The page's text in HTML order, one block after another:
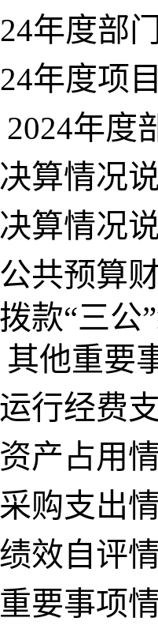
年度部
年度项
2024年度
算情况
算情况
共预算
款“三公
其他重要
行经费
产占用
购支出
效自评
要事项